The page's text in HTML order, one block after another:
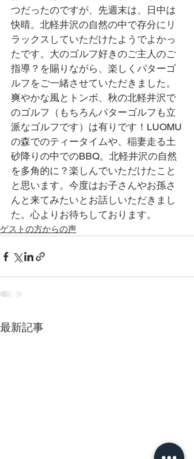
つだったのですが、先週末は、日中は
快晴。北軽井沢の自然の中で存分にリ
ラックスしていただけたようでよかっ
たです。大のゴルフ好きのご主人のご
指導？を賜りながら、楽しくパターゴ
ルフをご一緒させていただきました。
爽やかな風とトンボ、秋の北軽井沢で
のゴルフ（もちろんパターゴルフも立
派なゴルフです）は有りです！LUOMU
の森でのティータイムや、稲妻走る土
砂降りの中でのBBQ。北軽井沢の自然
を多角的に？楽しんでいただけたこと
と思います。今度はお子さんやお孫さ
んと来てみたいとお話しいただきまし
た。心よりお待ちしております。
ゲストの方からの声
最新記事